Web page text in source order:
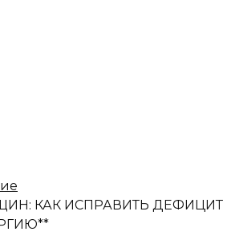
КАК ИСПРАВИТЬ ДЕФИЦИТ